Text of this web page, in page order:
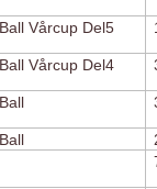
Vårcup Del5
Vårcup Del4